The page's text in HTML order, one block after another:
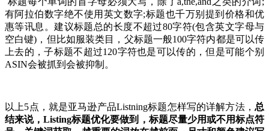
有阿拉伯数字绝不使用英文数字;标题也千万别提到价格和优
惠等讯息。建议标题总的长度不超过80字符(包含英文字母与
空白键)，但比如服装类目，父标题一般100字符内都是可以传
上去的，子标题不超过120字符也是可以传的，但是可能个别
ASIN会被抓到会被抑制。
以上5点，就是亚马逊产品Listning标题怎样写的详解方法， 总
结来说，Listing标题优化要做到，标题尽量少用或不用标点符